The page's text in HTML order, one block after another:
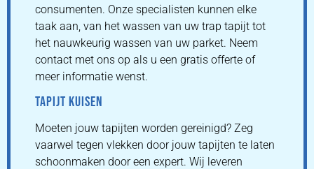
consumenten. Onze specialisten kunnen elke
taak aan, van het wassen van uw trap tapijt tot
het nauwkeurig wassen van uw parket. Neem
contact met ons op als u een gratis offerte of
meer informatie wenst.
TAPIJT KUISEN
Moeten jouw tapijten worden gereinigd? Zeg
vaarwel tegen vlekken door jouw tapijten te laten
schoonmaken door een expert. Wij leveren